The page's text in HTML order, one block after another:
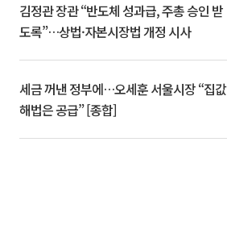
김정관 장관 “반도체 성과급, 주총 승인 받
도록”…상법·자본시장법 개정 시사
세금 꺼낸 정부에…오세훈 서울시장 “집값
해법은 공급” [종합]